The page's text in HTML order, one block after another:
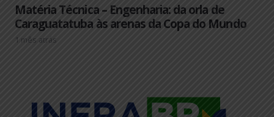
Matéria Técnica – Engenharia: da orla de
Caraguatatuba às arenas da Copa do Mundo
1 mês atrás